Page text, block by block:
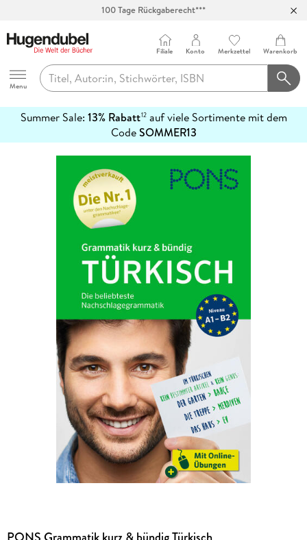
100 Tage Rückgaberecht***
Hugendubel
Menu
Filiale Konto Merkzettel Warenkorb
Summer Sale: 13% Rabatt12auf viele Sortimente mit dem
CodeSOMMER13
erfahren